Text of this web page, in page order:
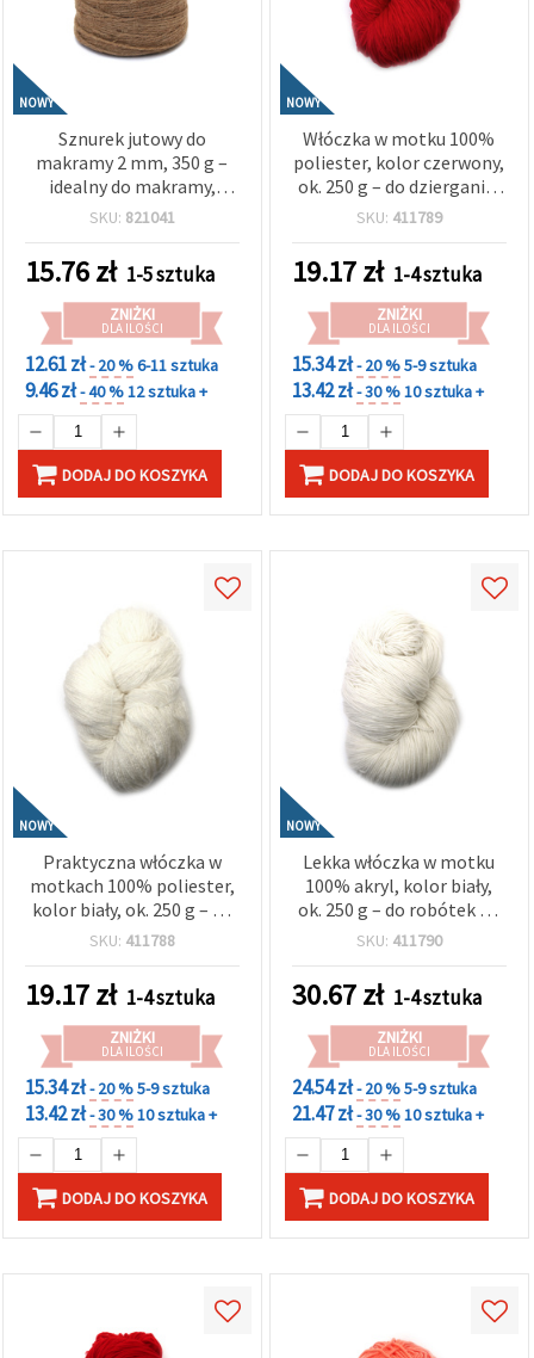
NOWY
Sznurek jutowy do
makramy 2 mm, 350 g –
idealny do makramy,
dekoracji DIY i rękodzieła
SKU: 821041
15.76zł 1-5 sztuka
ZNIŻKI
DLA ILOŚCI
12.61 zł- 20 %6-11 sztuka
9.46 zł- 40 %12 sztuka +
DODAJ DO KOSZYKA
NOWY
Włóczka w motku 100%
poliester, kolor czerwony,
ok. 250 g – do dziergania,
robótek ręcznych i
SKU: 411789
19.17zł 1-4 sztuka
ZNIŻKI
DLA ILOŚCI
15.34 zł- 20 %5-9 sztuka
13.42 zł- 30 %10 sztuka +
DODAJ DO KOSZYKA
NOWY
Praktyczna włóczka w
motkach 100% poliester,
kolor biały, ok. 250 g – do
robótek na drutach,
rękodzieła DIY
SKU: 411788
19.17zł 1-4 sztuka
ZNIŻKI
DLA ILOŚCI
15.34 zł- 20 %5-9 sztuka
13.42 zł- 30 %10 sztuka +
DODAJ DO KOSZYKA
NOWY
Lekka włóczka w motku
100% akryl, kolor biały,
ok. 250 g – do robótek na
drutach, szydełkowania i
SKU: 411790
30.67zł 1-4 sztuka
ZNIŻKI
DLA ILOŚCI
24.54 zł- 20 %5-9 sztuka
21.47 zł- 30 %10 sztuka +
DODAJ DO KOSZYKA